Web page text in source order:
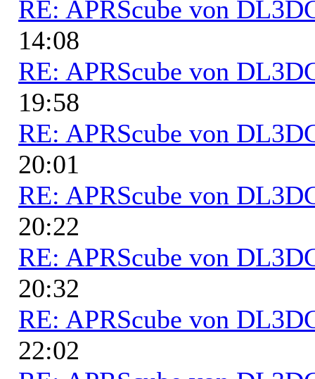
RE: APRScube von
14:08
RE: APRScube von
19:58
RE: APRScube von
20:01
RE: APRScube von
20:22
RE: APRScube von
20:32
RE: APRScube von
22:02